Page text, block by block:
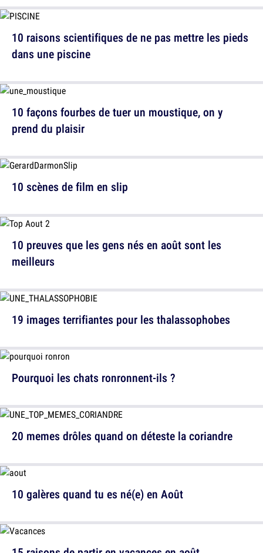
10 raisons scientifiques de ne pas mettre les pieds
dans une piscine
10 scènes de film en slip
19 images terrifiantes pour les thalassophobes
20 memes drôles quand on déteste la coriandre
10 façons fourbes de tuer un moustique, on y
prend du plaisir
10 preuves que les gens nés en août sont les
meilleurs
Pourquoi les chats ronronnent-ils ?
10 galères quand tu es né(e) en Août